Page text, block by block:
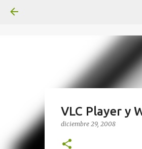
VLC Player y
diciembre 29, 2008